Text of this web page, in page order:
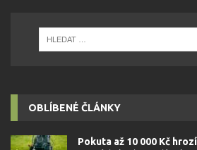
OBLÍBENÉ ČLÁNKY
Pokuta až 10 000 Kč